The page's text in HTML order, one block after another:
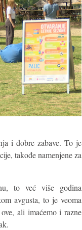
i dobre zabave. To je
takođe namenjene za
to već više godina
avgusta, to je veoma
ali imaćemo i razne